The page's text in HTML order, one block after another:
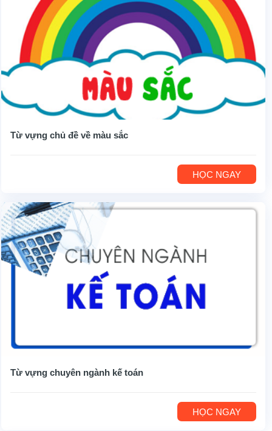
Từ vựng chủ đề về màu sắc
HỌC NGAY
Từ vựng chuyên ngành kế toán
HỌC NGAY